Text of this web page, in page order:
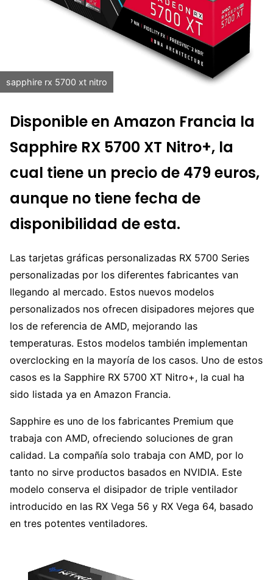
sapphire rx 5700 xt nitro
Disponible en Amazon Francia la
Sapphire RX 5700 XT Nitro+, la
cual tiene un precio de 479 euros,
aunque no tiene fecha de
disponibilidad de esta.
Las tarjetas gráficas personalizadas RX 5700 Series
personalizadas por los diferentes fabricantes van
llegando al mercado. Estos nuevos modelos
personalizados nos ofrecen disipadores mejores que
los de referencia de AMD, mejorando las
temperaturas. Estos modelos también implementan
overclocking en la mayoría de los casos. Uno de estos
casos es la Sapphire RX 5700 XT Nitro+, la cual ha
sido listada ya en Amazon Francia.
Sapphire es uno de los fabricantes Premium que
trabaja con AMD, ofreciendo soluciones de gran
calidad. La compañía solo trabaja con AMD, por lo
tanto no sirve productos basados en NVIDIA. Este
modelo conserva el disipador de triple ventilador
introducido en las RX Vega 56 y RX Vega 64, basado
en tres potentes ventiladores.